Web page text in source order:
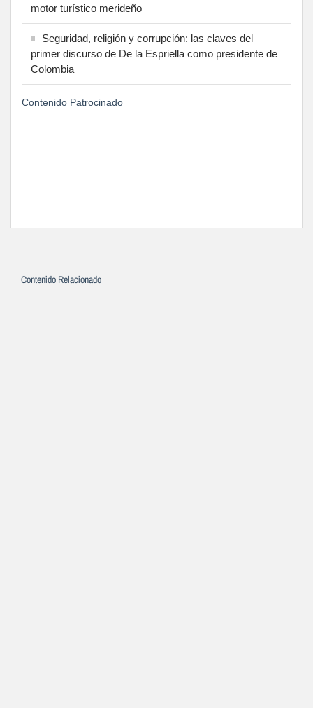
motor turístico merideño
Seguridad, religión y corrupción: las claves del
primer discurso de De la Espriella como presidente de
Colombia
Contenido Patrocinado
Contenido Relacionado